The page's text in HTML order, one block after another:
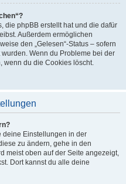
die phpBB erstellt hat und die dafür
Außerdem ermöglichen
den „Gelesen“-Status – sofern
Wenn du Probleme bei der
wenn du die Cookies löscht.
deine Einstellungen in der
zu ändern, gehe in den
meist oben auf der Seite angezeigt,
Dort kannst du alle deine